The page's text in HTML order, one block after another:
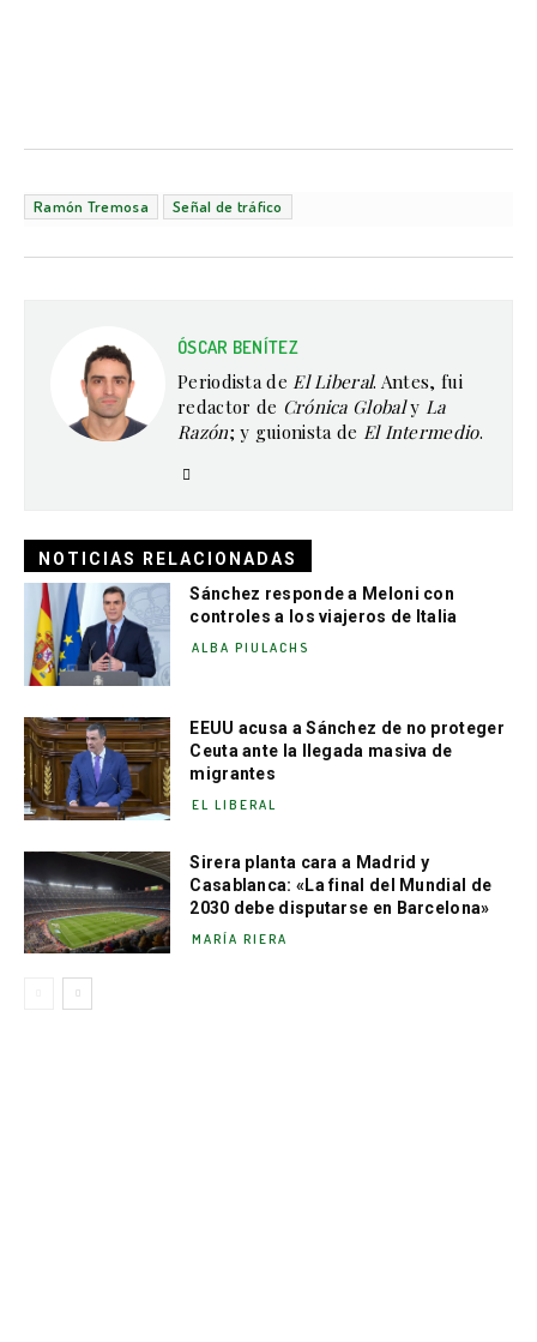
Ramón Tremosa Señal de tráfico
ÓSCAR BENÍTEZ
Periodista deEl Liberal. Antes, fui
redactor de Crónica Globaly La
Razón; y guionista de El Intermedio.
NOTICIAS RELACIONADAS
Sánchez responde a Meloni con
controles a los viajeros de Italia
ALBA PIULACHS
EEUU acusa a Sánchez de no proteger
Ceuta ante la llegada masiva de
migrantes
EL LIBERAL
Sirera planta cara a Madrid y
Casablanca: «La final del Mundial de
2030 debe disputarse en Barcelona»
MARÍA RIERA